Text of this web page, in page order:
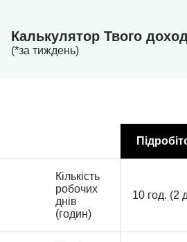
Калькулятор Твого
(*за тиждень)
Кількість
робочих
днів
(годин)
10 год. (2